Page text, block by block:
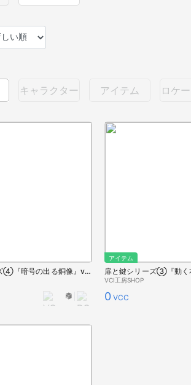
キャラクター アイテム ロケ
扉と鍵シリーズ④『暗号の出る銅像』ver.5.00
アイテム
扉と鍵シリーズ③『動
VCI工房SHOP
0 VCC